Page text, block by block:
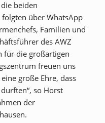
beiden
über WhatsApp
Familien und
des AWZ
für die großartigen
freuen uns
große Ehre, dass
so Horst
der